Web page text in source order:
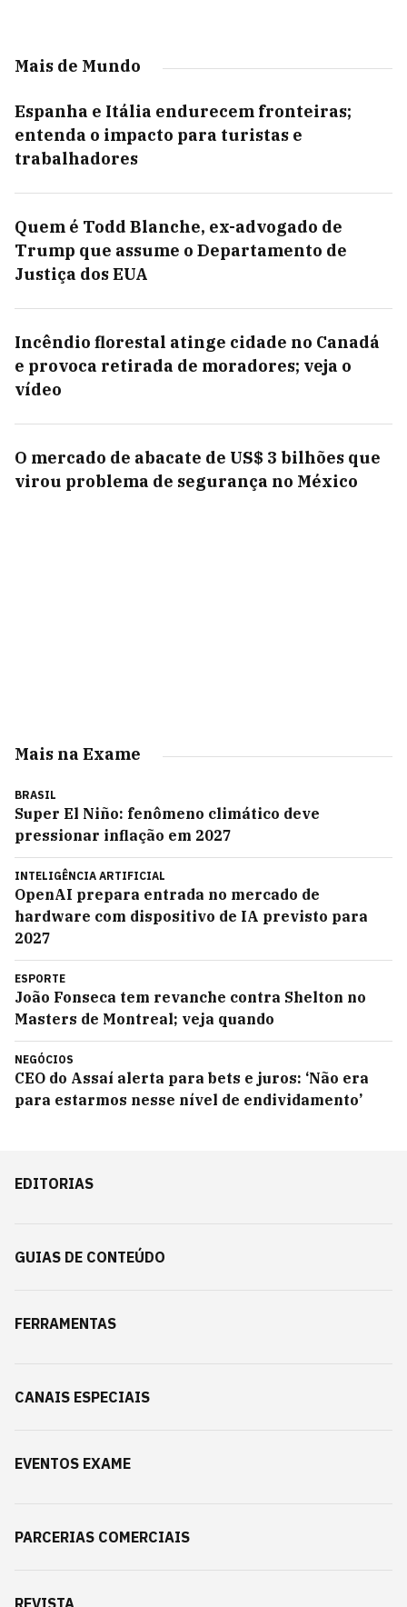
Mais de Mundo
Espanha e Itália endurecem fronteiras;
entenda o impacto para turistas e
trabalhadores
Quem é Todd Blanche, ex-advogado de
Trump que assume o Departamento de
Justiça dos EUA
Incêndio florestal atinge cidade no Canadá
e provoca retirada de moradores; veja o
vídeo
O mercado de abacate de US$ 3 bilhões que
virou problema de segurança no México
Mais na Exame
BRASIL
Super El Niño: fenômeno climático deve
pressionar inflação em 2027
INTELIGÊNCIA ARTIFICIAL
OpenAI prepara entrada no mercado de
hardware com dispositivo de IA previsto para
2027
ESPORTE
João Fonseca tem revanche contra Shelton no
Masters de Montreal; veja quando
NEGÓCIOS
CEO do Assaí alerta para bets e juros: ‘Não era
para estarmos nesse nível de endividamento’
EDITORIAS
GUIAS DE CONTEÚDO
FERRAMENTAS
CANAIS ESPECIAIS
EVENTOS EXAME
PARCERIAS COMERCIAIS
REVISTA